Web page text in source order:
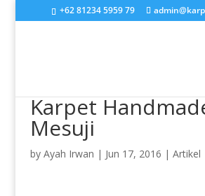
+62 81234 5959 79
Karpet
Mesuji
by Ayah Irwan | Jun 17, 2016 | Artikel